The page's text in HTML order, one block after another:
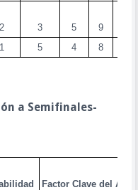
2 3 5 9
1 5 4 8
a Semifinales-
Factor Clave del